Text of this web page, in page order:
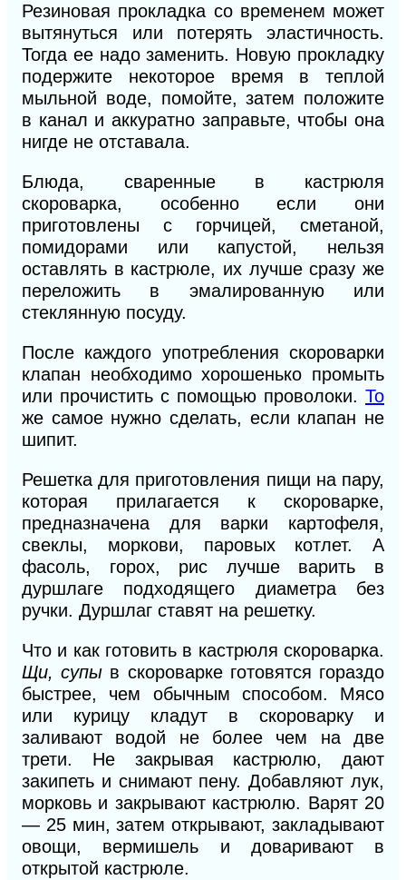
Резиновая прокладка со временем может
вытянуться или потерять эластичность.
Тогда ее надо заменить. Новую прокладку
подержите некоторое время в теплой
мыльной воде, помойте, затем положите
в канал и аккуратно заправьте, чтобы она
нигде не отставала.
Блюда, сваренные в кастрюля
скороварка, особенно если они
приготовлены с горчицей, сметаной,
помидорами или капустой, нельзя
оставлять в кастрюле, их лучше сразу же
переложить в эмалированную или
стеклянную посуду.
После каждого употребления скороварки
клапан необходимо хорошенько промыть
или прочистить с помощью проволоки. То
же самое нужно сделать, если клапан не
шипит.
Решетка для приготовления пищи на пару,
которая прилагается к скороварке,
предназначена для варки картофеля,
свеклы, моркови, паровых котлет. А
фасоль, горох, рис лучше варить в
дуршлаге подходящего диаметра без
ручки. Дуршлаг ставят на решетку.
Что и как готовить в кастрюля скороварка.
Щи, супы в скороварке готовятся гораздо
быстрее, чем обычным способом. Мясо
или курицу кладут в скороварку и
заливают водой не более чем на две
трети. Не закрывая кастрюлю, дают
закипеть и снимают пену. Добавляют лук,
морковь и закрывают кастрюлю. Варят 20
— 25 мин, затем открывают, закладывают
овощи, вермишель и доваривают в
открытой кастрюле.